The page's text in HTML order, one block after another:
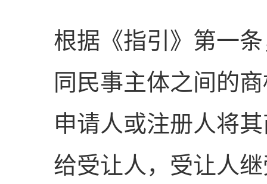
根据《指引》第一
同民事主体之间的
申请人或注册人将
给受让人，受让人